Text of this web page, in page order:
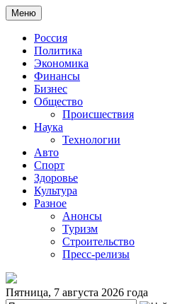
Меню
Россия
Политика
Экономика
Финансы
Бизнес
Общество
Происшествия
Наука
Технологии
Авто
Спорт
Здоровье
Культура
Разное
Анонсы
Туризм
Строительство
Пресс-релизы
Пятница, 7 августа 2026 года